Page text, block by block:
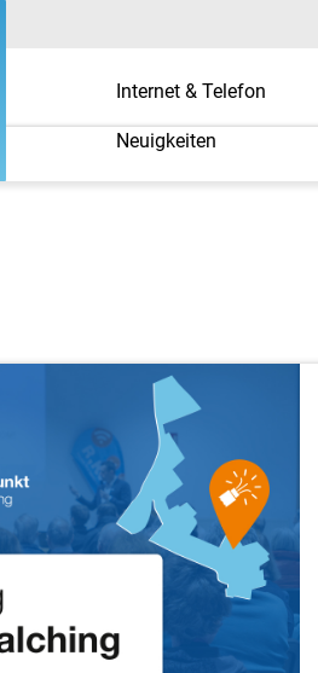
Internet & Telefon
Neuigkeiten